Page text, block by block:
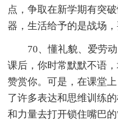
点，争取在新学期有突
器，生活给予的是战场
70、懂礼貌、爱劳
课后，你时常默默不语
赞赏你。可是，在课堂
了许多表达和思维训练
和力量去打开锁住嘴巴